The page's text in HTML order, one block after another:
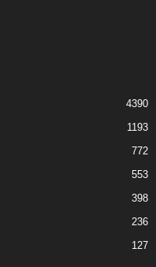
4390
1193
772
553
398
236
127